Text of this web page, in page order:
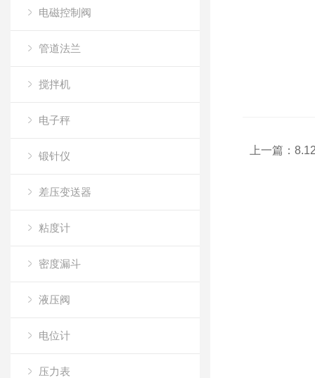
电磁控制阀
管道法兰
搅拌机
电子秤
锻针仪
差压变送器
粘度计
密度漏斗
液压阀
电位计
压力表
上一篇：